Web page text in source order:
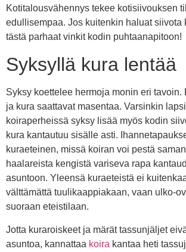
Kotitalousvähennys tekee kotisiivouksen
edullisempaa. Jos kuitenkin haluat siivota
tästä parhaat vinkit kodin puhtaanapitoon!
Syksyllä kura lentää
Syksy koettelee hermoja monin eri tavoin.
ja kura saattavat masentaa. Varsinkin
koiraperheissä syksy lisää myös kodin
kura kantautuu sisälle asti.
kuraeteinen, missä koiran voi pestä
haalareista kengistä variseva rapa
asuntoon. Yleensä kuraeteistä ei
välttämättä tuulikaappiakaan, vaan ulko-
suoraan eteistilaan.
Jotta kuraroiskeet ja märät tassunjäljet
asuntoa, kannattaa koira kantaa heti